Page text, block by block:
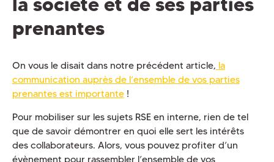
prenantes
On vous le disait dans notre précédent article, la
communication auprès de l’ensemble de vos parties
prenantes est importante!
Pour mobiliser sur les sujets RSE en interne, rien de tel
que de savoir démontrer en quoi elle sert les intérêts
des collaborateurs. Alors, vous pouvez profiter d’un
évènement pour rassembler l’ensemble de vos